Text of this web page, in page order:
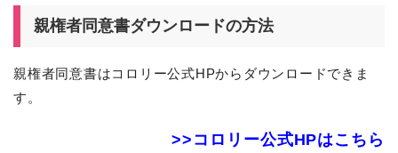
親権者同意書ダウンロードの方法
親権者同意書はコロリー公式HPからダウンロードできま
す。
>>コロリー公式HPはこちら